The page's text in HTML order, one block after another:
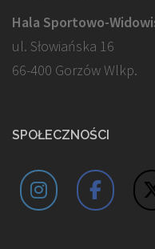
Hala Sportowo-
ul. Słowiańska 16
66-400 Gorzów Wlkp.
SPOŁECZNOŚCI